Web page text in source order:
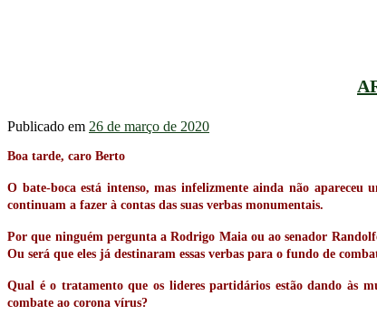
Publicado em 26 de março de 2020
Boa tarde, caro Berto
O bate-boca está intenso, mas infelizmente ainda não apareceu
continuam a fazer à contas das suas verbas monumentais.
Por que ninguém pergunta a Rodrigo Maia ou ao senador
Ou será que eles já destinaram essas verbas para o fundo de
Qual é o tratamento que os lideres partidários estão dando às
combate ao corona vírus?